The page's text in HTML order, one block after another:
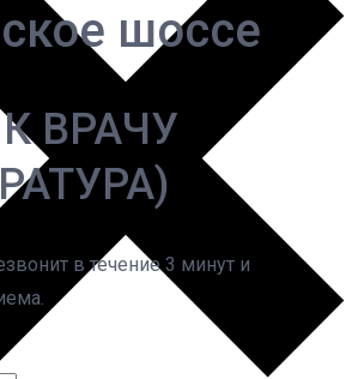
шоссе
ВРАЧУ
в течение 3 минут и